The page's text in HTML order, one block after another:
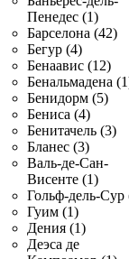
Пенедес (1)
Барселона (42)
Бегур (4)
Бенаавис (12)
Бенальмадена
Бенидорм (5)
Бениса (4)
Бенитачель (3)
Бланес (3)
Валь-де-Сан-
Висенте (1)
Гольф-дель-Сур
Гуим (1)
Дения (1)
Деэса де